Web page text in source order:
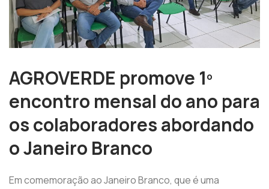
AGROVERDE promove 1º
encontro mensal do ano para
os colaboradores abordando
o Janeiro Branco
Em comemoração ao Janeiro Branco, que é uma